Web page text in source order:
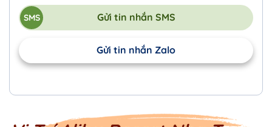
Gửi tin nhắn SMS
Gửi tin nhắn Zalo